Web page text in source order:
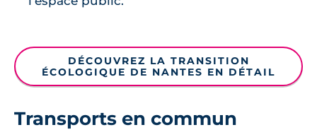
DÉCOUVREZ LA TRANSITION
ÉCOLOGIQUE DE NANTES EN DÉTAIL
Transports en commun